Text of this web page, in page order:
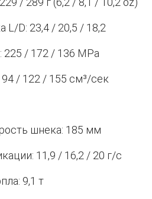
D: 23,4 / 20,5 / 18,2
/ 172 / 136 MPa
/ 122 / 155 см³/сек
шнека: 185 мм
11,9 / 16,2 / 20 г/с
9,1 т